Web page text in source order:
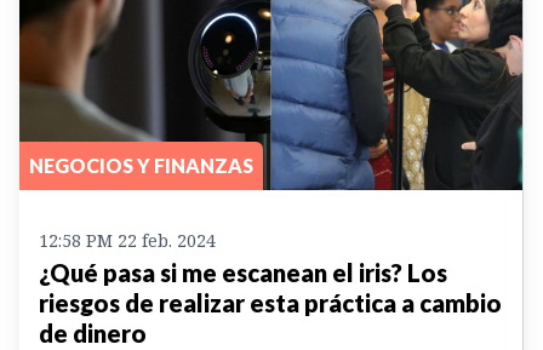
NEGOCIOS Y FINANZAS
12:58 PM 22 feb. 2024
¿Qué pasa si me escanean el iris? Los
riesgos de realizar esta práctica a cambio
de dinero